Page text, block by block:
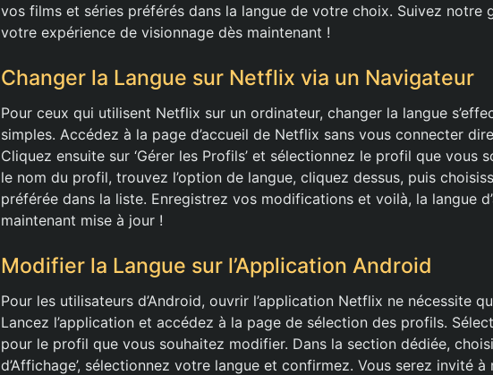
vos films et séries préférés dans la langue de votre choix. Suivez notre
votre expérience de visionnage dès maintenant !
Changer la Langue sur Netflix via un Navigateur
Pour ceux qui utilisent Netflix sur un ordinateur, changer la langue
simples. Accédez à la page d’accueil de Netflix sans vous connecter
Cliquez ensuite sur ‘Gérer les Profils’ et sélectionnez le profil que vous
le nom du profil, trouvez l’option de langue, cliquez dessus, puis
préférée dans la liste. Enregistrez vos modifications et voilà, la langue
maintenant mise à jour !
Modifier la Langue sur l’Application Android
Pour les utilisateurs d’Android, ouvrir l’application Netflix ne nécessite
Lancez l’application et accédez à la page de sélection des profils.
pour le profil que vous souhaitez modifier. Dans la section dédiée,
d’Affichage’, sélectionnez votre langue et confirmez. Vous serez invité à